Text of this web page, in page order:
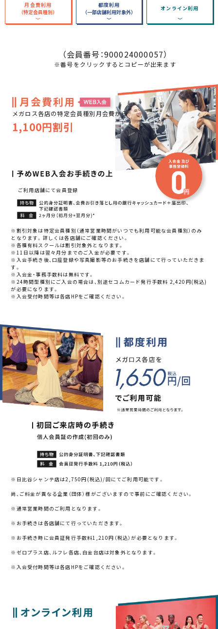
月会費利用
（特定会員種別）
都度利用
（一部店舗利用対象外）
オンライン利用
（会員番号：900024000057）
※番号をクリックするとコピーが出来ます
メガロス各店の特定会員種別月会費から
1,100円割引
ご利用店舗にて会員登録
※割引対象は特定会員種別（通常営業時間がいつでも利用可能な会員種別）のみ
となります。詳しくは各店舗にご確認ください。
※各種有料スクールは割引対象外となります。
※11日以降は翌々月分までのご入金が必要です。
※入会手続き後、口座登録や写真撮影等のお手続きを店舗にて行っていただきま
す。
※入会金・事務手数料は無料です。
※24時間型種別にご入会の場合は、別途セコムカード発行手数料 2,420円(税込)
が必要になります。
※入会受付時間等は各店HPをご確認ください。
※日比谷シャンテ店は2,750円(税込)/回にてご利用可能です。
尚、ご料金が異なる企業（団体）様がございますので事前にご確認ください。
※通常営業時間のご利用となります。
※お手続きは各店舗にて行っていただきます。
※お手続き時に会員証発行手数料1,210円（税込）が必要となります。
※ゼロプラス店、ルフレ各店、白金台店は対象外となります。
※入会受付時間等は各店HPをご確認ください。